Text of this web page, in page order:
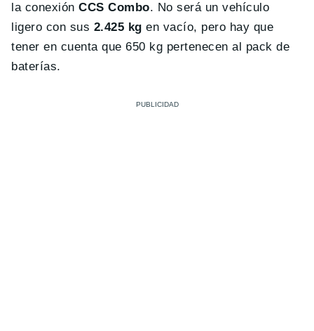
la conexiónCCS Combo. No será un vehículo
ligero con sus 2.425 kg en vacío, pero hay que
tener en cuenta que 650 kg pertenecen al pack de
baterías.